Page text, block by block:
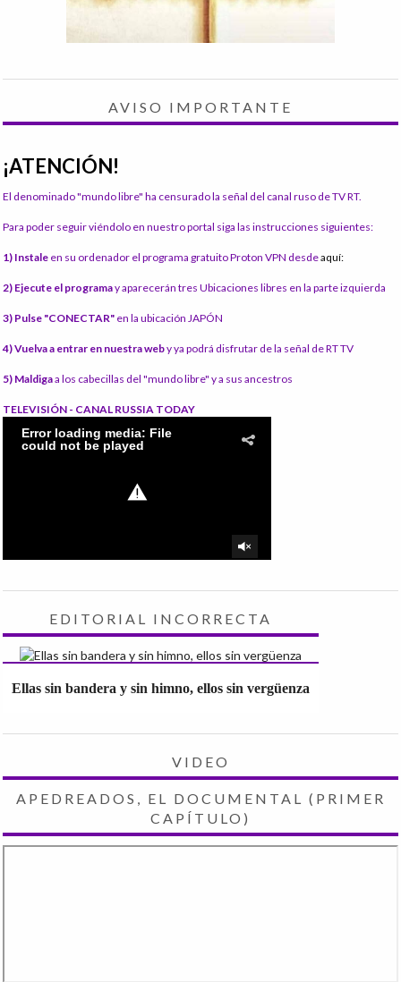
AVISO IMPORTANTE
¡ATENCIÓN!
El denominado "mundo libre" ha censurado la señal del canal ruso de TV RT.
Para poder seguir viéndolo en nuestro portal siga las instrucciones siguientes:
1) Instale en su ordenador el programa gratuito Proton VPN desdeaquí:
2) Ejecute el programay aparecerán tres Ubicaciones libres en la parte izquierda
3) Pulse "CONECTAR" en la ubicación JAPÓN
4) Vuelva a entrar en nuestra weby ya podrá disfrutar de la señal de RT TV
5) Maldigaa los cabecillas del "mundo libre" y a sus ancestros
TELEVISIÓN - CANAL RUSSIA TODAY
EDITORIAL INCORRECTA
Ellas sin bandera y sin himno, ellos sin vergüenza
VIDEO
APEDREADOS, EL DOCUMENTAL (PRIMER
CAPÍTULO)